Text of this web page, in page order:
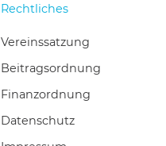
Rechtliches
Vereinssatzung
Beitragsordnung
Finanzordnung
Datenschutz